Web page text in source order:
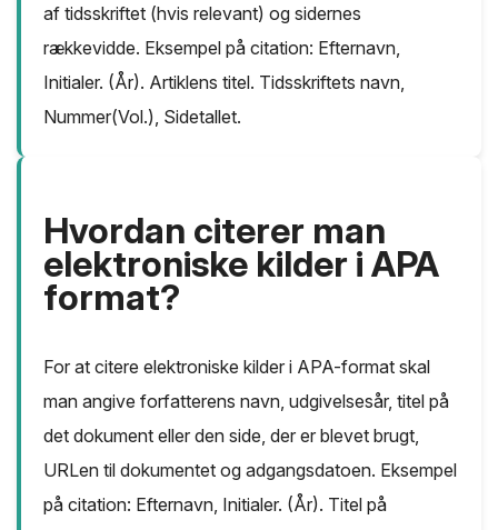
af tidsskriftet (hvis relevant) og sidernes
rækkevidde. Eksempel på citation: Efternavn,
Initialer. (År). Artiklens titel. Tidsskriftets navn,
Nummer(Vol.), Sidetallet.
Hvordan citerer man
elektroniske kilder i APA
format?
For at citere elektroniske kilder i APA-format skal
man angive forfatterens navn, udgivelsesår, titel på
det dokument eller den side, der er blevet brugt,
URLen til dokumentet og adgangsdatoen. Eksempel
på citation: Efternavn, Initialer. (År). Titel på